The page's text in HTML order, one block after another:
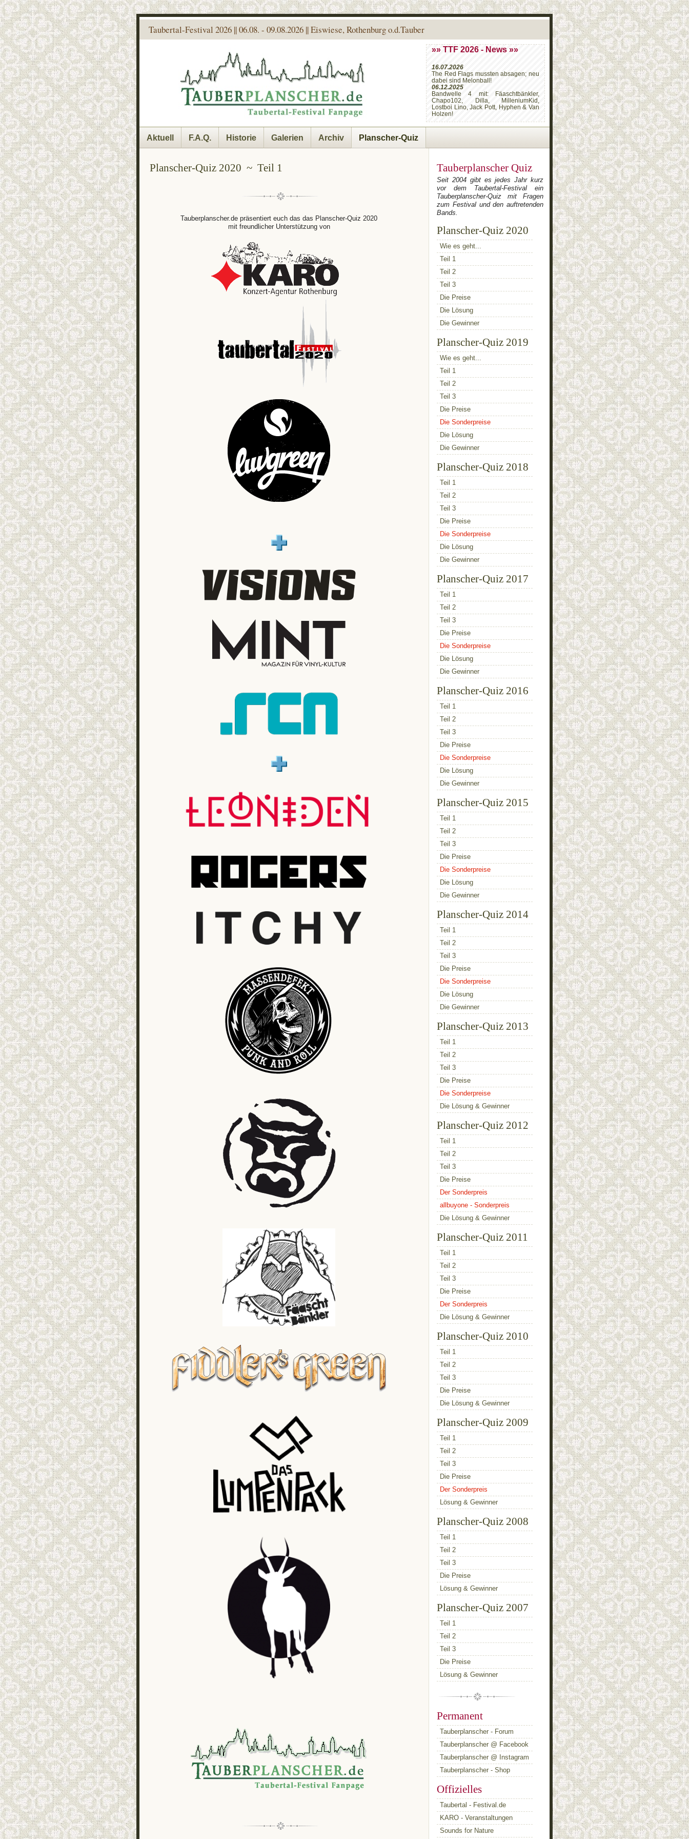
Taubertal-Festival 2026 || 06.08. - 09.08.2026 || Eiswiese, Rothenburg o.d.Tauber
»» TTF 2026 - News »»
16.07.2026
The Red Flags mussten absagen; neu
dabei sind Melonball!
06.12.2025
Bandwelle 4 mit: Fäaschtbänkler,
Chapo102, Dilla, MilleniumKid,
Lostboi Lino, Jack Pott, Hyphen & Van
Holzen!
Aktuell F.A.Q. Historie Galerien Archiv Planscher-Quiz
Planscher-Quiz 2020 ~ Teil 1
Tauberplanscher.de präsentiert euch das das Planscher-Quiz 2020
mit freundlicher Unterstützung von
Tauberplanscher Quiz
Seit 2004 gibt es jedes Jahr kurz
vor dem Taubertal-Festival ein
Tauberplanscher-Quiz mit Fragen
zum Festival und den auftretenden
Bands.
Planscher-Quiz 2020
Wie es geht...
Teil 1
Teil 2
Teil 3
Die Preise
Die Lösung
Die Gewinner
Planscher-Quiz 2019
Wie es geht...
Teil 1
Teil 2
Teil 3
Die Preise
Die Sonderpreise
Die Lösung
Die Gewinner
Planscher-Quiz 2018
Teil 1
Teil 2
Teil 3
Die Preise
Die Sonderpreise
Die Lösung
Die Gewinner
Planscher-Quiz 2017
Teil 1
Teil 2
Teil 3
Die Preise
Die Sonderpreise
Die Lösung
Die Gewinner
Planscher-Quiz 2016
Teil 1
Teil 2
Teil 3
Die Preise
Die Sonderpreise
Die Lösung
Die Gewinner
Planscher-Quiz 2015
Teil 1
Teil 2
Teil 3
Die Preise
Die Sonderpreise
Die Lösung
Die Gewinner
Planscher-Quiz 2014
Teil 1
Teil 2
Teil 3
Die Preise
Die Sonderpreise
Die Lösung
Die Gewinner
Planscher-Quiz 2013
Teil 1
Teil 2
Teil 3
Die Preise
Die Sonderpreise
Die Lösung & Gewinner
Planscher-Quiz 2012
Teil 1
Teil 2
Teil 3
Die Preise
Der Sonderpreis
allbuyone - Sonderpreis
Die Lösung & Gewinner
Planscher-Quiz 2011
Teil 1
Teil 2
Teil 3
Die Preise
Der Sonderpreis
Die Lösung & Gewinner
Planscher-Quiz 2010
Teil 1
Teil 2
Teil 3
Die Preise
Die Lösung & Gewinner
Planscher-Quiz 2009
Teil 1
Teil 2
Teil 3
Die Preise
Der Sonderpreis
Lösung & Gewinner
Planscher-Quiz 2008
Teil 1
Teil 2
Teil 3
Die Preise
Lösung & Gewinner
Planscher-Quiz 2007
Teil 1
Teil 2
Teil 3
Die Preise
Lösung & Gewinner
Permanent
Tauberplanscher - Forum
Tauberplanscher @ Facebook
Tauberplanscher @ Instagram
Tauberplanscher - Shop
Offizielles
Taubertal - Festival.de
KARO - Veranstaltungen
Sounds for Nature